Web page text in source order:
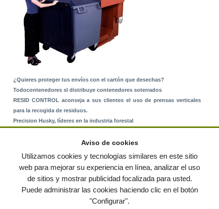
¿Quieres proteger tus envíos con el cartón que desechas?
Todocontenedores sl distribuye contenedores soterrados
RESID CONTROL aconseja a sus clientes el uso de prensas verticales
para la recogida de residuos.
Precision Husky, líderes en la industria forestal
© residuos.com - Todos los derechos reservados Política de privacidad
Condiciones de uso|Contacto |Editores|Mapa web|Preguntas frecuentes|Publica
tus anuncios gratis!
Aviso de cookies
Utilizamos cookies y tecnologías similares en este sitio
web para mejorar su experiencia en línea, analizar el uso
de sitios y mostrar publicidad focalizada para usted.
Puede administrar las cookies haciendo clic en el botón
"Configurar".